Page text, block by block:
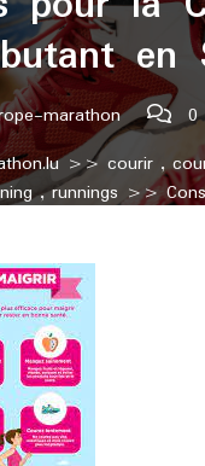
en
marathon
0
>> courir,
,runnings >>